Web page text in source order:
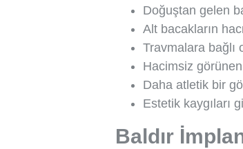
Doğuştan gelen
Alt bacakların
Travmalara bağlı
Hacimsiz
Daha atletik bir
Estetik kaygıları
Baldır